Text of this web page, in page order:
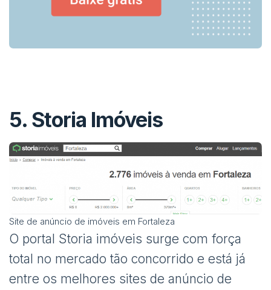
5. Storia Imóveis
Site de anúncio de imóveis em Fortaleza
O portal Storia imóveis surge com força
total no mercado tão concorrido e está já
entre os melhores sites de anúncio de